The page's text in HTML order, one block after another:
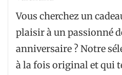
Vous cherchez un
plaisir à un passionné
anniversaire ? Notre
à la fois original et qui